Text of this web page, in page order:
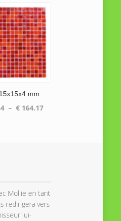
mm
– € 164.17Plage
Mollie en tant
redirigera vers
lui-